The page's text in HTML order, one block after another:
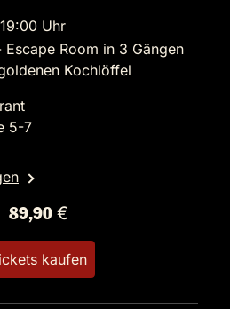
Uhr
Room in 3 Gängen
Kochlöffel
5-7
89,90 €
kaufen